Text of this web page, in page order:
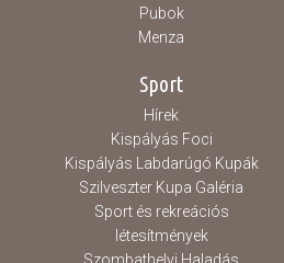
Pubok
Menza
Sport
Hírek
Kispályás Foci
Kispályás Labdarúgó Kupák
Szilveszter Kupa Galéria
Sport és rekreációs
létesítmények